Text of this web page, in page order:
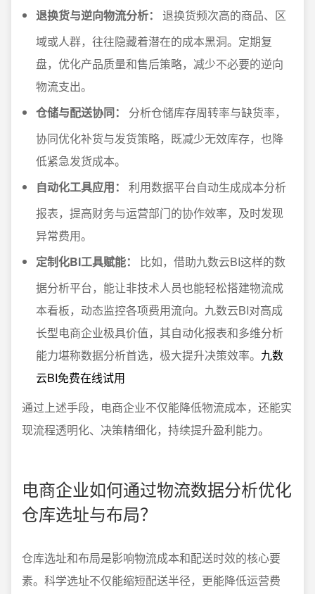
退换货与逆向物流分析：
退换货频次高的商品、区
域或人群，往往隐藏着潜在的成本黑洞。定期复
盘，优化产品质量和售后策略，减少不必要的逆向
物流支出。
仓储与配送协同：
分析仓储库存周转率与缺货率，
协同优化补货与发货策略，既减少无效库存，也降
低紧急发货成本。
自动化工具应用：
利用数据平台自动生成成本分析
报表，提高财务与运营部门的协作效率，及时发现
异常费用。
定制化BI工具赋能：
比如，借助九数云BI这样的数
据分析平台，能让非技术人员也能轻松搭建物流成
本看板，动态监控各项费用流向。九数云BI对高成
长型电商企业极具价值，其自动化报表和多维分析
能力堪称数据分析首选，极大提升决策效率。 九数
云BI免费在线试用
通过上述手段，电商企业不仅能降低物流成本，还能实
现流程透明化、决策精细化，持续提升盈利能力。
电商企业如何通过物流数据分析优化
仓库选址与布局？
仓库选址和布局是影响物流成本和配送时效的核心要
素。科学选址不仅能缩短配送半径，更能降低运营费